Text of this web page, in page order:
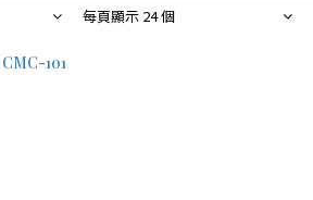
每頁顯示 24 個